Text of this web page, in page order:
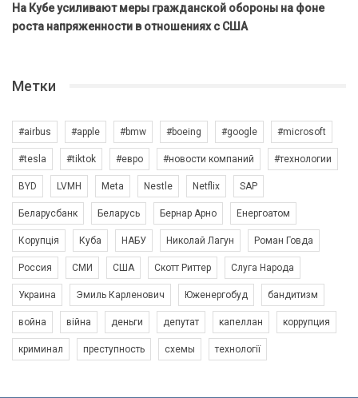
На Кубе усиливают меры гражданской обороны на фоне
роста напряженности в отношениях с США
Метки
#airbus #apple #bmw #boeing #google #microsoft
#tesla #tiktok #евро #новости компаний #технологии
BYD LVMH Meta Nestle Netflix SAP
Беларусбанк Беларусь Бернар Арно Енергоатом
Корупція Куба НАБУ Николай Лагун Роман Говда
Россия СМИ США Скотт Риттер Слуга Народа
Украина Эмиль Карленович Юженергобуд бандитизм
война війна деньги депутат капеллан коррупция
криминал преступность схемы технології